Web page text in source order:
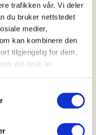
trafikken vår. Vi deler
du bruker nettstedet
medier,
kan kombinere den
tilgjengelig for dem,
din bruk av
16 år. På denne
fra du har fylt 16.
du fyller
egen tilsynsjeger.
Sameie: Jaktkart